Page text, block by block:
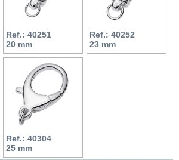
Ref.: 40251
20 mm
Ref.: 40252
23 mm
Ref.: 40304
25 mm